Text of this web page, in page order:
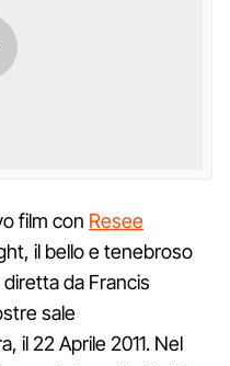
film con Resee
il bello e tenebroso
da Francis
sale
il 22 Aprile 2011. Nel